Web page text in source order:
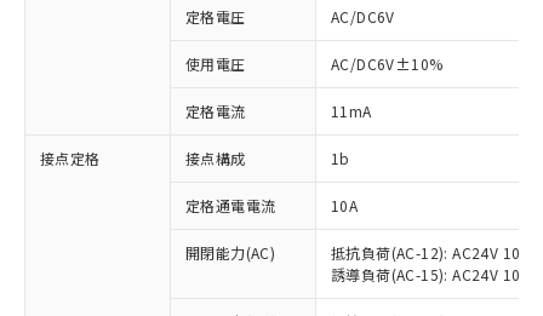
定格電圧 AC/DC6V
使用電圧 AC/DC6V±10%
定格電流 11mA
接点定格 接点構成 1b
定格通電電流 10A
開閉能力(AC)
抵抗負荷(AC-12): AC24V 10A/
誘導負荷(AC-15): AC24V
以下の条件をお読みいただき、同意のうえ
本サービスは、当社制御機器事業取扱
商品の当社在庫状況および標準価格
(税抜)を提供させていただくもので
当社制御機器事業取扱商品の中には、
本サービスの対象外となる商品もある
対応予定：EU RoHS指令（10物質）の非含
有に対応した製品に切り替える予定のある
対応予定なし：EU RoHS指令（10物質）の
非含有に非対応の商品で、対応品を出す予
調査・確認中：EU RoHS指令（10物質）の
非含有の対応状況を調査中または確認中の
非該当品：ライセンス料など無形物で、有
害物質有無と関係のない商品です。
仕入先様の事情により、非含有部品として
「○」：最大均質材料含有率が中国RoHSの
基準値以下であることを示します。
「×」：最大均質材料含有率が中国RoHSの